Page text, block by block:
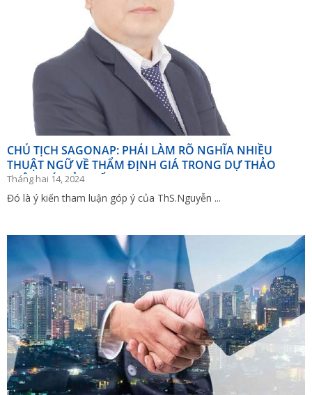
CHỦ TỊCH SAGONAP: PHẢI LÀM RÕ NGHĨA NHIỀU
THUẬT NGỮ VỀ THẨM ĐỊNH GIÁ TRONG DỰ THẢO
LUẬT GIÁ (SỬA ĐỔI)
Tháng hai 14, 2024
Đó là ý kiến tham luận góp ý của ThS.Nguyễn ...